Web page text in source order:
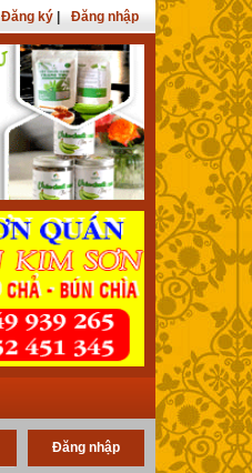
Đăng ký Đăng nhập
Đăng nhập